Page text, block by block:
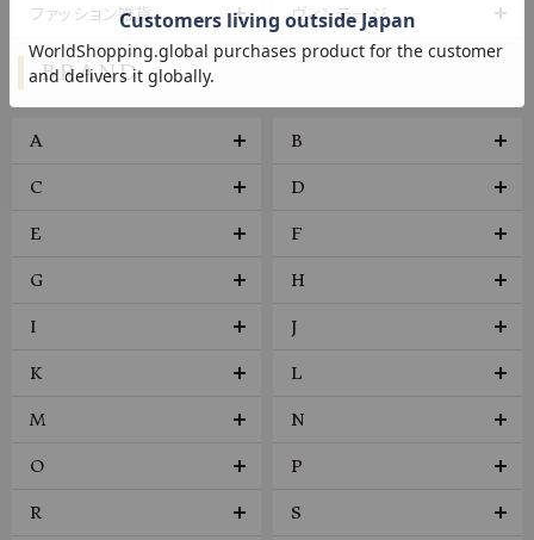
ファッション雑貨 ヴィンテージ
BRAND
A B
C D
E F
G H
I J
K L
M N
O P
R S